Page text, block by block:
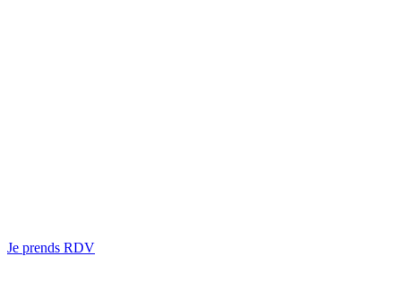
Je prends RDV